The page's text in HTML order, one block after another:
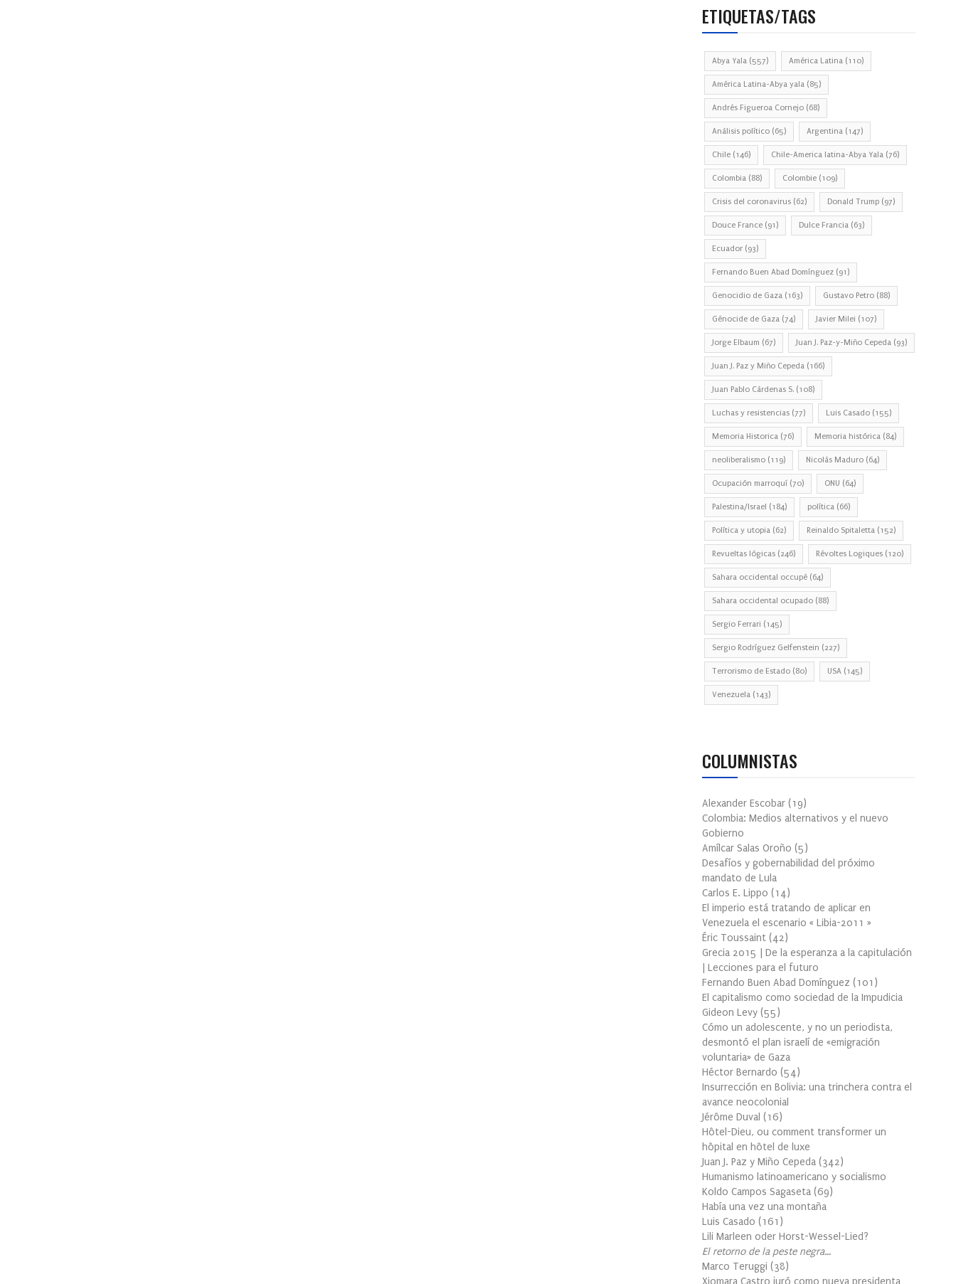
ETIQUETAS/TAGS
Abya Yala (557) América Latina (110)
América Latina-Abya yala (85)
Andrés Figueroa Cornejo (68)
Análisis político (65) Argentina (147)
Chile (146) Chile-America latina-Abya Yala (76)
Colombia (88) Colombie (109)
Crisis del coronavirus (62) Donald Trump (97)
Douce France (91) Dulce Francia (63)
Ecuador (93)
Fernando Buen Abad Domínguez (91)
Genocidio de Gaza (163) Gustavo Petro (88)
Génocide de Gaza (74) Javier Milei (107)
Jorge Elbaum (67) Juan J. Paz-y-Miño Cepeda (93)
Juan J. Paz y Miño Cepeda (166)
Juan Pablo Cárdenas S. (108)
Luchas y resistencias (77) Luis Casado (155)
Memoria Historica (76) Memoria histórica (84)
neoliberalismo (119) Nicolás Maduro (64)
Ocupación marroquí (70) ONU (64)
Palestina/Israel (184) política (66)
Política y utopia (62) Reinaldo Spitaletta (152)
Revueltas lógicas (246) Révoltes Logiques (120)
Sahara occidental occupé (64)
Sahara occidental ocupado (88)
Sergio Ferrari (145)
Sergio Rodríguez Gelfenstein (227)
Terrorismo de Estado (80) USA (145)
Venezuela (143)
COLUMNISTAS
Alexander Escobar (19)
Colombia: Medios alternativos y el nuevo
Gobierno
Amílcar Salas Oroño (5)
Desafíos y gobernabilidad del próximo
mandato de Lula
Carlos E. Lippo (14)
El imperio está tratando de aplicar en
Venezuela el escenario « Libia-2011 »
Éric Toussaint (42)
Grecia 2015 | De la esperanza a la capitulación
| Lecciones para el futuro
Fernando Buen Abad Domínguez (101 )
El capitalismo como sociedad de la Impudicia
Gideon Levy (55)
Cómo un adolescente, y no un periodista,
desmontó el plan israelí de «emigración
voluntaria» de Gaza
Héctor Bernardo (54)
Insurrección en Bolivia: una trinchera contra el
avance neocolonial
Jérôme Duval (16)
Hôtel-Dieu, ou comment transformer un
hôpital en hôtel de luxe
Juan J. Paz y Miño Cepeda (342)
Humanismo latinoamericano y socialismo
Koldo Campos Sagaseta (69)
Había una vez una montaña
Luis Casado (161 )
Lili Marleen oder Horst-Wessel-Lied?
El retorno de la peste negra…
Marco Teruggi (38)